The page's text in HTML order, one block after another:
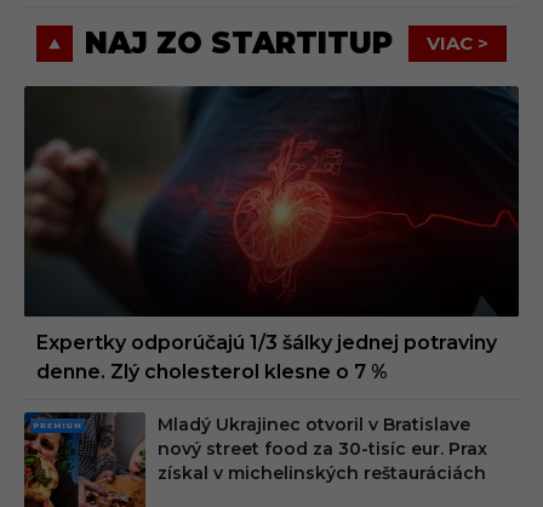
NAJ ZO STARTITUP VIAC >
Expertky odporúčajú 1/3 šálky jednej potraviny
denne. Zlý cholesterol klesne o 7 %
PRE
MIU
M
Mladý Ukrajinec otvoril v Bratislave
nový street food za 30-tisíc eur. Prax
získal v michelinských reštauráciách